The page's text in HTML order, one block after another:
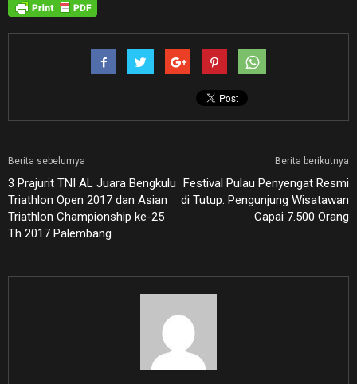
Berita sebelumya
3 Prajurit TNI AL Juara Bengkulu
Triathlon Open 2017 dan Asian
Triathlon Championship ke-25
Th 2017 Palembang
Berita berikutnya
Festival Pulau Penyengat Resmi
di Tutup: Pengunjung Wisatawan
Capai 7.500 Orang